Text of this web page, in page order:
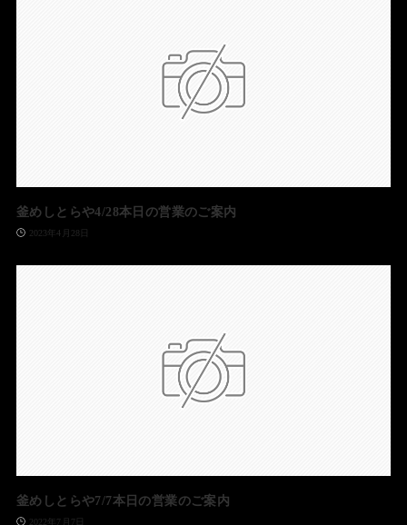
釜めしとらや4/28本日の営業のご案内
2023年4月28日
釜めしとらや7/7本日の営業のご案内
2022年7月7日